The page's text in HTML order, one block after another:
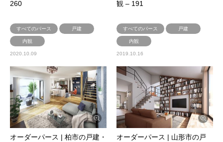
260
すべてのパース 戸建
内観
2020.10.09
観 – 191
すべてのパース 戸建
内観
2019.10.16
オーダーパース | 柏市の戸建・
オーダーパース | 山形市の戸